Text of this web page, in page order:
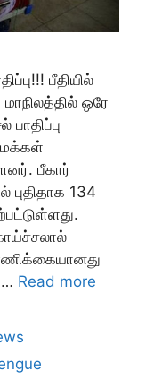
பீதியில்
ஒரே
மக்கள்
பீகார்
புதிதாக 134
… Read more